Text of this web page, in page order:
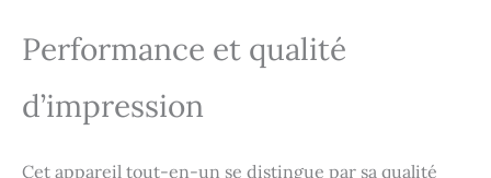
Connectivité : Wifi,
Ethernet, USB 2.0,
Vos cartouches HP
Performance et qualité
d’impression
Cet appareil tout-en-un se distingue par sa qualité